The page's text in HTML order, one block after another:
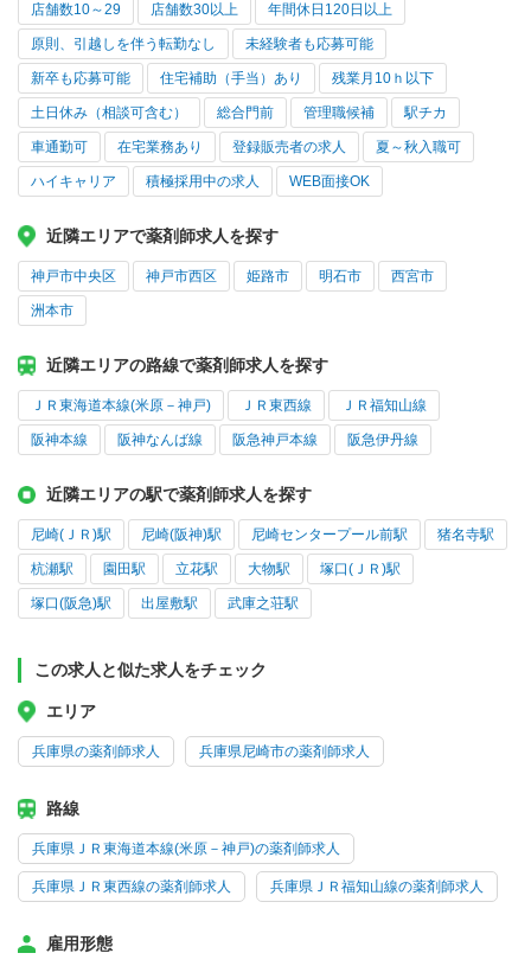
店舗数10～29 店舗数30以上 年間休日120日以上
原則、引越しを伴う転勤なし 未経験者も応募可能
新卒も応募可能 住宅補助（手当）あり 残業月10ｈ以下
土日休み（相談可含む） 総合門前 管理職候補 駅チカ
車通勤可 在宅業務あり 登録販売者の求人 夏～秋入職可
ハイキャリア 積極採用中の求人 WEB面接OK
近隣エリアで薬剤師求人を探す
神戸市中央区 神戸市西区 姫路市 明石市 西宮市
洲本市
近隣エリアの路線で薬剤師求人を探す
ＪＲ東海道本線(米原－神戸) ＪＲ東西線 ＪＲ福知山線
阪神本線 阪神なんば線 阪急神戸本線 阪急伊丹線
近隣エリアの駅で薬剤師求人を探す
尼崎(ＪＲ)駅 尼崎(阪神)駅 尼崎センタープール前駅 猪名寺駅
杭瀬駅 園田駅 立花駅 大物駅 塚口(ＪＲ)駅
塚口(阪急)駅 出屋敷駅 武庫之荘駅
この求人と似た求人をチェック
エリア
兵庫県の薬剤師求人 兵庫県尼崎市の薬剤師求人
路線
兵庫県ＪＲ東海道本線(米原－神戸)の薬剤師求人
兵庫県ＪＲ東西線の薬剤師求人 兵庫県ＪＲ福知山線の薬剤師求人
雇用形態